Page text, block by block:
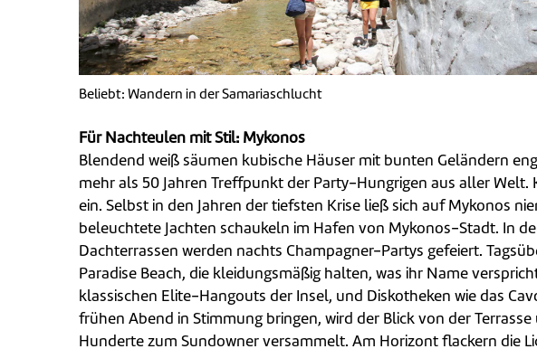
Beliebt: Wandern in der Samariaschlucht
Für Nachteulen mit Stil: Mykonos
Blendend weiß säumen kubische Häuser mit bunten Geländern
mehr als 50 Jahren Treffpunkt der Party-Hungrigen aus aller
ein. Selbst in den Jahren der tiefsten Krise ließ sich auf Mykonos
beleuchtete Jachten schaukeln im Hafen von Mykonos-Stadt. In
Dachterrassen werden nachts Champagner-Partys gefeiert.
Paradise Beach, die kleidungsmäßig halten, was ihr Name
klassischen Elite-Hangouts der Insel, und Diskotheken wie das
frühen Abend in Stimmung bringen, wird der Blick von der
Hunderte zum Sundowner versammelt. Am Horizont flackern die